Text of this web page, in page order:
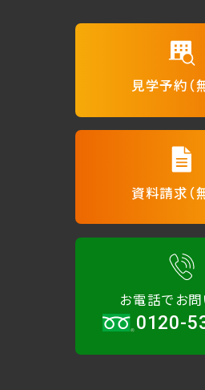
見学予約（
資料請求（
お電話でお
0120-